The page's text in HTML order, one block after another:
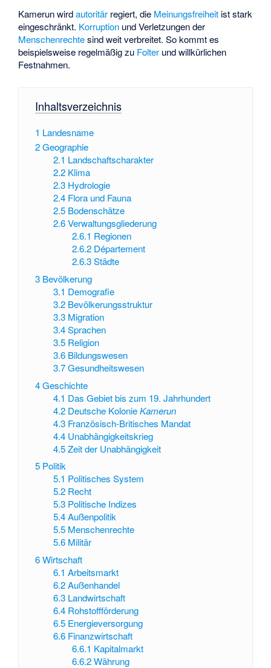
Kamerun wirdautoritär regiert, die Meinungsfreiheit ist stark
eingeschränkt. Korruption und Verletzungen der
Menschenrechtesind weit verbreitet. So kommt es
beispielsweise regelmäßig zu Folter und willkürlichen
Festnahmen.
Inhaltsverzeichnis
1 Landesname
2Geographie
2.1 Landschaftscharakter
2.2 Klima
2.3 Hydrologie
2.4 Flora und Fauna
2.5 Bodenschätze
2.6 Verwaltungsgliederung
2.6.1 Regionen
2.6.2 Département
2.6.3 Städte
3 Bevölkerung
3.1 Demografie
3.2 Bevölkerungsstruktur
3.3 Migration
3.4 Sprachen
3.5 Religion
3.6 Bildungswesen
3.7 Gesundheitswesen
4Geschichte
4.1 Das Gebiet bis zum 19. Jahrhundert
4.2 Deutsche KolonieKamerun
4.3 Französisch-Britisches Mandat
4.4 Unabhängigkeitskrieg
4.5 Zeit der Unabhängigkeit
5 Politik
5.1 Politisches System
5.2 Recht
5.3 Politische Indizes
5.4 Außenpolitik
5.5 Menschenrechte
5.6 Militär
6Wirtschaft
6.1 Arbeitsmarkt
6.2 Außenhandel
6.3 Landwirtschaft
6.4 Rohstoffförderung
6.5 Energieversorgung
6.6 Finanzwirtschaft
6.6.1 Kapitalmarkt
6.6.2 Währung